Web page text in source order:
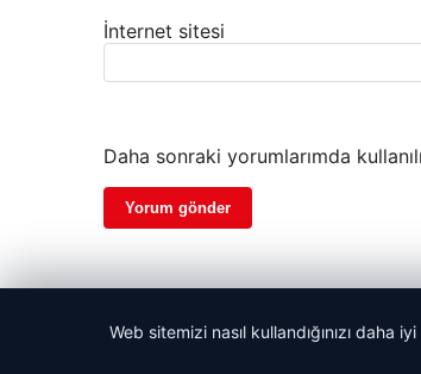
İnternet sitesi
Daha sonraki yorumlarımda
© 2026 Laf Gazetesi
Web sitemizi nasıl kullandığınızı